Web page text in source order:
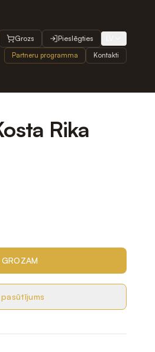
Grozs Pieslēgties
Partneru programma Kontakti
Rika